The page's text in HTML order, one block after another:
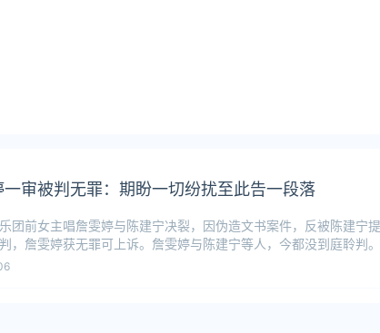
一审被判无罪：期盼一切纷扰至此告一段落
团前女主唱詹雯婷与陈建宁决裂，因伪造文书案件，反被陈建宁
，詹雯婷获无罪可上诉。詹雯婷与陈建宁等人，今都没到庭聆判
：“感